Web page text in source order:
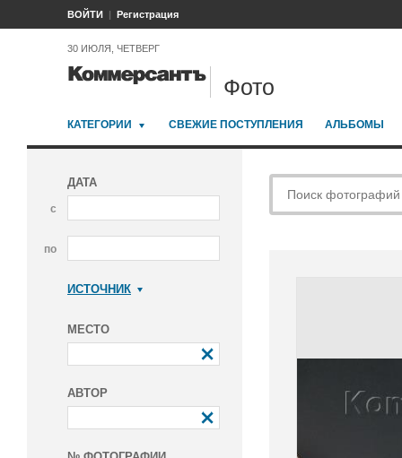
ВОЙТИ Регистрация
30 ИЮЛЯ, ЧЕТВЕРГ
Фото
КАТЕГОРИИ СВЕЖИЕ ПОСТУПЛЕНИЯ АЛЬБОМЫ
ДАТА
с
по
ИСТОЧНИК
МЕСТО
АВТОР